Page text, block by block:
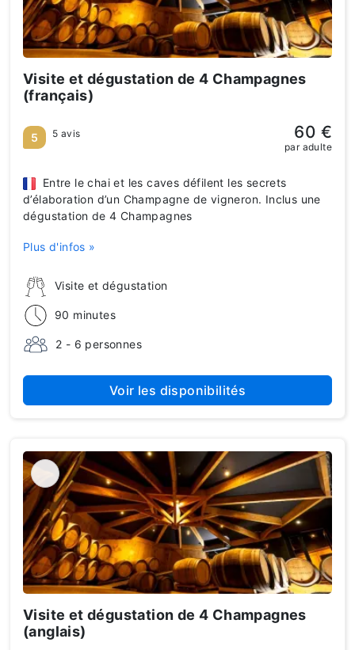
Visite et dégustation de 4 Champagnes
(français)
Visite et dégustation
90 minutes
2 - 6 personnes
Entre le chai et les caves défilent les secrets
d’élaboration d’un Champagne de vigneron. Inclus une
dégustation de 4 Champagnes
Plus d'infos »
5 5 avis 60 €
par adulte
Voir les disponibilités
Visite et dégustation de 4 Champagnes
(anglais)